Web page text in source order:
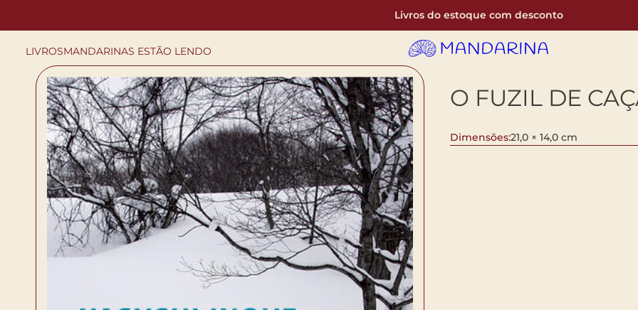
Livros do estoque com desconto
LIVROSMANDARINAS ESTÃO LENDO
O FUZIL DE
Dimensões:21,0 × 14,0 cm